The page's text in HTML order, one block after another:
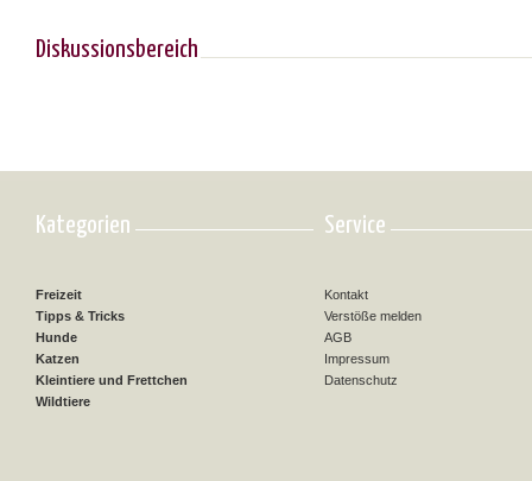
Diskussionsbereich
Kategorien
Freizeit
Tipps & Tricks
Hunde
Katzen
Kleintiere und Frettchen
Wildtiere
Service
Kontakt
Verstöße melden
AGB
Impressum
Datenschutz